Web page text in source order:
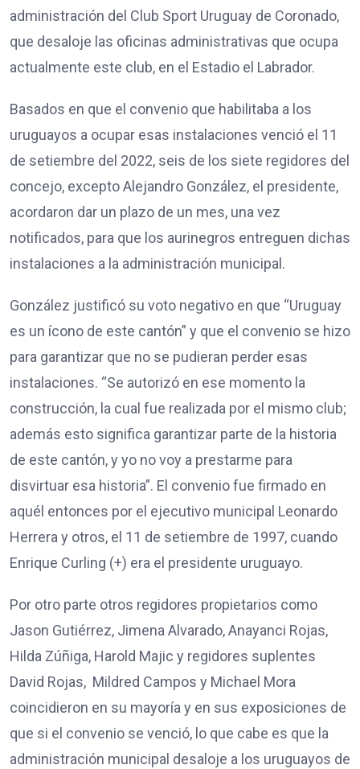
administración del Club Sport Uruguay de Coronado,
que desaloje las oficinas administrativas que ocupa
actualmente este club, en el Estadio el Labrador.
Basados en que el convenio que habilitaba a los
uruguayos a ocupar esas instalaciones venció el 11
de setiembre del 2022, seis de los siete regidores del
concejo, excepto Alejandro González, el presidente,
acordaron dar un plazo de un mes, una vez
notificados, para que los aurinegros entreguen dichas
instalaciones a la administración municipal.
González justificó su voto negativo en que “Uruguay
es un ícono de este cantón” y que el convenio se hizo
para garantizar que no se pudieran perder esas
instalaciones. “Se autorizó en ese momento la
construcción, la cual fue realizada por el mismo club;
además esto significa garantizar parte de la historia
de este cantón, y yo no voy a prestarme para
disvirtuar esa historia”. El convenio fue firmado en
aquél entonces por el ejecutivo municipal Leonardo
Herrera y otros, el 11 de setiembre de 1997, cuando
Enrique Curling (+) era el presidente uruguayo.
Por otro parte otros regidores propietarios como
Jason Gutiérrez, Jimena Alvarado, Anayanci Rojas,
Hilda Zúñiga, Harold Majic y regidores suplentes
David Rojas, Mildred Campos y Michael Mora
coincidieron en su mayoría y en sus exposiciones de
que si el convenio se venció, lo que cabe es que la
administración municipal desaloje a los uruguayos de